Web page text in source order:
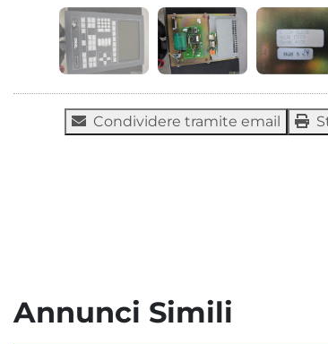
Condividere tramite email
Annunci Simili